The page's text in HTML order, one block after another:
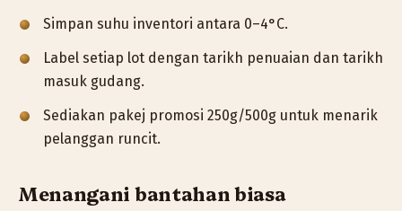
Simpan suhu inventori antara 0–4°C.
Label setiap lot dengan tarikh penuaian dan tarikh
masuk gudang.
Sediakan pakej promosi 250g/500g untuk menarik
pelanggan runcit.
Menangani bantahan biasa